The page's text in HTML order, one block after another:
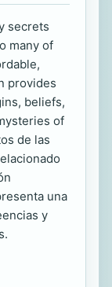
secrets
many of
provides
beliefs,
of
de las
una
y